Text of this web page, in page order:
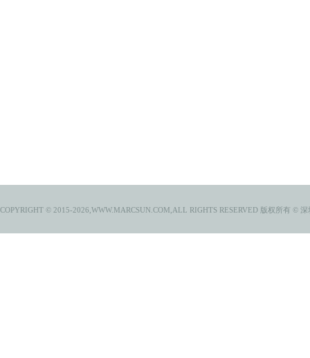
COPYRIGHT © 2015-2026,WWW.MARCSUN.COM,ALL RIGHTS RESERVED 版权所有 ©